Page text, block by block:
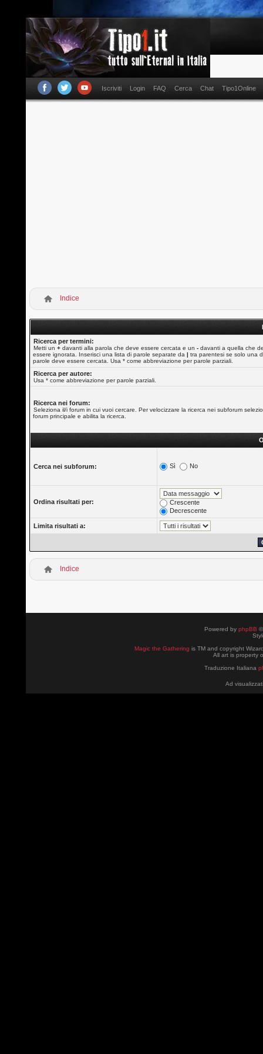
Iscriviti Login FAQ Cerca Chat Tipo1Online
Indice
Ricerca per termini:
Metti un+ davanti alla parola che deve essere cercata e un- davanti a quella che
essere ignorata. Inserisci una lista di parole separate da| tra parentesi se solo una
parole deve essere cercata. Usa * come abbreviazione per parole parziali.
Ricerca per autore:
Usa * come abbreviazione per parole parziali.
Ricerca nei forum:
Seleziona il/i forum in cui vuoi cercare. Per velocizzare la ricerca nei subforum
forum principale e abilita la ricerca.
Cerca nei subforum: Sì No
Ordina risultati per:
Crescente
Decrescente
Limita risultati a:
Indice
Powered by phpBB
Magic the Gathering is TM and copyright
All art is property
Traduzione Italiana
Ad